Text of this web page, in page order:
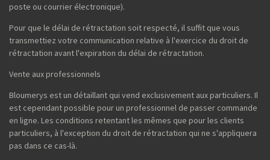
poste ou courrier électronique).
Pour que le délai de rétractation soit respecté, il suffit que vous
transmettiez votre communication relative à l'exercice du droit de
rétractation avant l'expiration du délai de rétractation.
Vente aux professionnels
Bloumerys est un détaillant qui vend exclusivement aux particuliers. Il
est cependant possible pour un professionnel de passer commande
en ligne. Les conditions retentant les mêmes que pour les clients
particuliers, à l'exception du droit de rétractation qui ne s'appliquera
pas dans ce cas-là.